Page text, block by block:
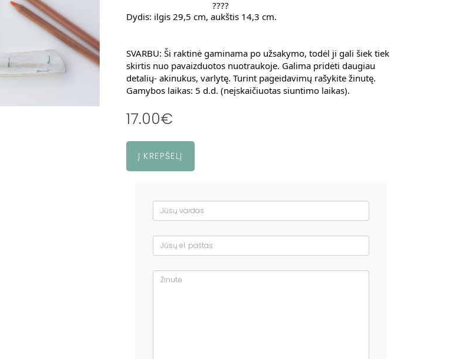
Dydis: ilgis 29,5 cm, aukštis 14,3 cm.
SVARBU: Ši raktinė gaminama po užsakymo, todėl ji gali šiek tiek
skirtis nuo pavaizduotos nuotraukoje. Galima pridėti daugiau
detalių- akinukus, varlytę. Turint pageidavimų rašykite žinutę.
Gamybos laikas: 5 d.d. (neįskaičiuotas siuntimo laikas).
17.00€